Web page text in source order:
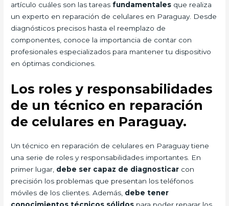
artículo cuáles son las tareasfundamentales que realiza
un experto en reparación de celulares en Paraguay. Desde
diagnósticos precisos hasta el reemplazo de
componentes, conoce la importancia de contar con
profesionales especializados para mantener tu dispositivo
en óptimas condiciones.
Los roles y responsabilidades
de un técnico en reparación
de celulares en Paraguay.
Un técnico en reparación de celulares en Paraguay tiene
una serie de roles y responsabilidades importantes. En
primer lugar, debe ser capaz de diagnosticar con
precisión los problemas que presentan los teléfonos
móviles de los clientes. Además, debe tener